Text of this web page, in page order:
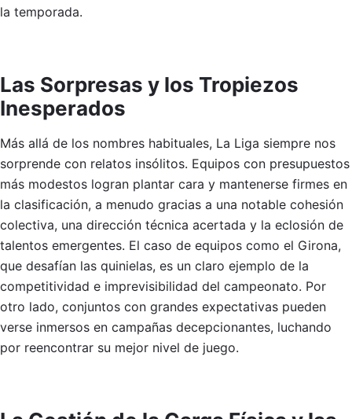
la temporada.
Las Sorpresas y los Tropiezos
Inesperados
Más allá de los nombres habituales, La Liga siempre nos
sorprende con relatos insólitos. Equipos con presupuestos
más modestos logran plantar cara y mantenerse firmes en
la clasificación, a menudo gracias a una notable cohesión
colectiva, una dirección técnica acertada y la eclosión de
talentos emergentes. El caso de equipos como el Girona,
que desafían las quinielas, es un claro ejemplo de la
competitividad e imprevisibilidad del campeonato. Por
otro lado, conjuntos con grandes expectativas pueden
verse inmersos en campañas decepcionantes, luchando
por reencontrar su mejor nivel de juego.